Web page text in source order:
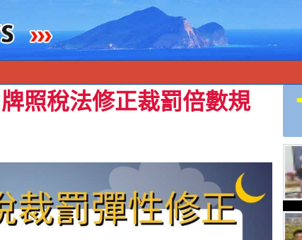
照稅法修正裁罰倍數規